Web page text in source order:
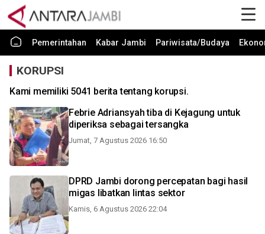
Pemerintahan Kabar Jambi Pariwisata/Budaya
KORUPSI
Kami memiliki 5041 berita tentang korupsi.
Febrie Adriansyah tiba di Kejagung untuk
diperiksa sebagai tersangka
Jumat, 7 Agustus 2026 16:50
DPRD Jambi dorong percepatan bagi hasil
migas libatkan lintas sektor
Kamis, 6 Agustus 2026 22:04